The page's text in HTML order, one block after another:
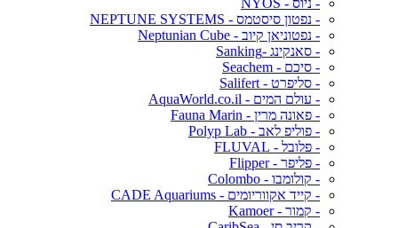
- ניוס - NYOS
- נפטון סיסטמס - NEPTUNE SYSTEMS
- נפטוניאן קיוב - Neptunian Cube
- סאנקינג -Sanking
- סיכם - Seachem
- סליפרט - Salifert
- עולם המים - AquaWorld.co.il
- פאונה מרין - Fauna Marin
- פוליפ לאב - Polyp Lab
- פלובל - FLUVAL
- פליפר - Flipper
- קולומבו - Colombo
- קייד אקווריומים - CADE Aquariums
- קמור - Kamoer